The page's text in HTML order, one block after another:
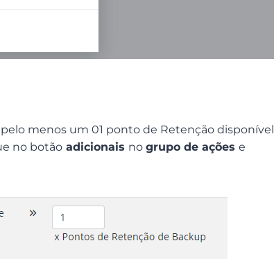
menos um 01 ponto de Retenção disponível
no botão adicionais no grupo de ações e